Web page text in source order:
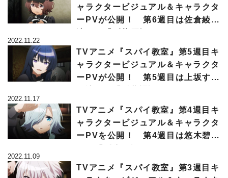
ャラクタービジュアル＆キャラクタ
ーPVが公開！ 第6週目は佐倉綾音
2022.11.22
TVアニメ『スパイ教室』第5週目キ
ャラクタービジュアル＆キャラクタ
ーPVが公開！ 第5週目は上坂すみ
2022.11.17
TVアニメ『スパイ教室』第4週目キ
ャラクタービジュアル＆キャラクタ
ーPVを公開！ 第4週目は悠木碧演
2022.11.09
TVアニメ『スパイ教室』第3週目キ